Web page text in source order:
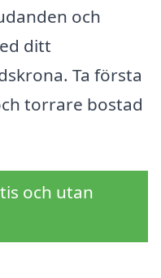
och
ditt
Ta första
torrare bostad
och utan